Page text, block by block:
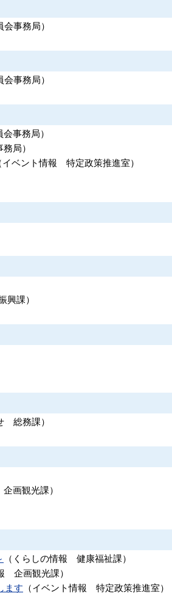
会事務局）
会事務局）
会事務局）
務局）
イベント情報 特定政策推進室）
興課）
総務課）
企画観光課）
（ くらしの情報 健康福祉課）
企画観光課）
ます （イベント情報 特定政策推進室）